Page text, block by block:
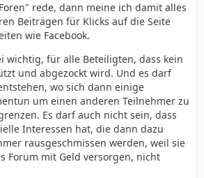
rede, dann meine ich damit alles
Beiträgen für Klicks auf die Seite
wie Facebook.
wichtig, für alle Beteiligten, dass kein
und abgezockt wird. Und es darf
wo sich dann einige
um einen anderen Teilnehmer zu
Es darf auch nicht sein, dass
Interessen hat, die dann dazu
rausgeschmissen werden, weil sie
Forum mit Geld versorgen, nicht